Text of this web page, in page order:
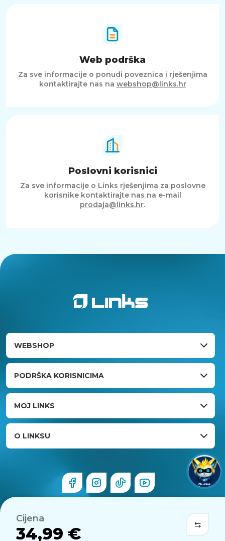
Cijena
34,99 €
Web podrška
Za sve informacije o ponudi poveznica i rješenjima
kontaktirajte nas na webshop@links.hr
Poslovni korisnici
Za sve informacije o Links rješenjima za poslovne
korisnike kontaktirajte nas na e-mail
prodaja@links.hr.
WEBSHOP
PODRŠKA KORISNICIMA
MOJ LINKS
O LINKSU